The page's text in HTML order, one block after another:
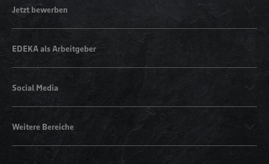
Jetzt bewerben
EDEKA als Arbeitgeber
Social Media
Weitere Bereiche